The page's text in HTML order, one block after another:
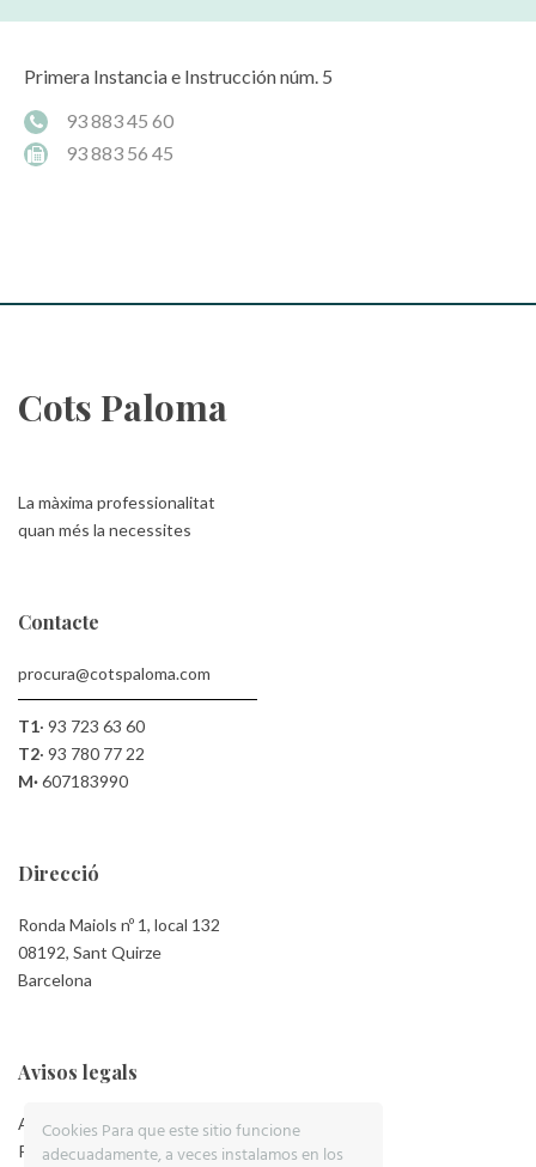
Primera Instancia e Instrucción núm. 5
93 883 45 60
93 883 56 45
Cots Paloma
La màxima professionalitat
quan més la necessites
Contacte
procura@cotspaloma.com
T1· 93 723 63 60
T2· 93 780 77 22
M·607183990
Direcció
Ronda Maiols nº 1, local 132
08192, Sant Quirze
Barcelona
Avisos legals
Aviso Legal
Política de Privacidad
Cookies Para que este sitio funcione
adecuadamente, a veces instalamos en los